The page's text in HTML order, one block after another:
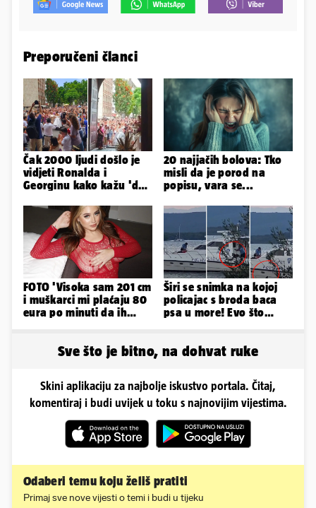
Preporučeni članci
Čak 2000 ljudi došlo je
vidjeti Ronalda i
Georginu kako kažu 'da'.
Nicole!
20 najjačih bolova: Tko
misli da je porod na
popisu, vara se...
FOTO 'Visoka sam 201 cm
i muškarci mi plaćaju 80
eura po minuti da ih
Širi se snimka na kojoj
policajac s broda baca
psa u more! Evo što
Sve što je bitno, na dohvat ruke
Skini aplikaciju za najbolje iskustvo portala. Čitaj,
komentiraj i budi uvijek u toku s najnovijim vijestima.
Odaberi temu koju želiš pratiti
Primaj sve nove vijesti o temi i budi u tijeku